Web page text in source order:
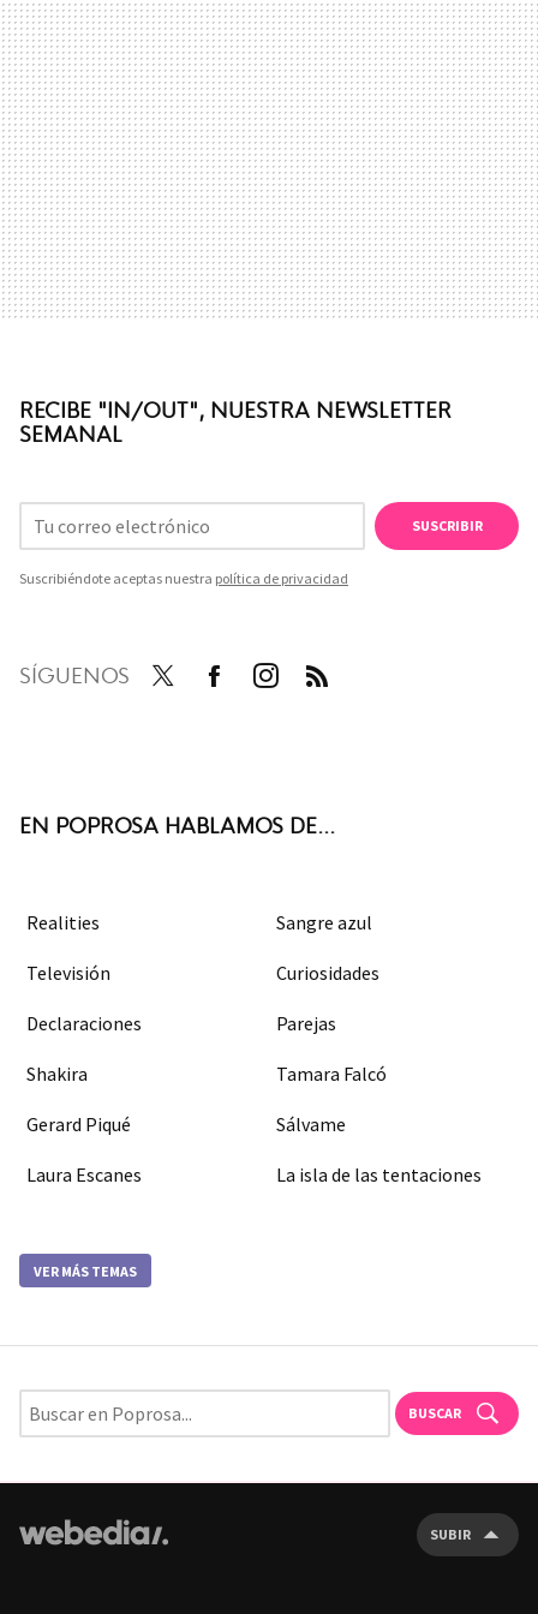
RECIBE "IN/OUT", NUESTRA NEWSLETTER
SEMANAL
SUSCRIBIR
Suscribiéndote aceptas nuestra política de privacidad
SÍGUENOS
EN POPROSA HABLAMOS DE...
Realities Sangre azul
Televisión Curiosidades
Declaraciones Parejas
Shakira Tamara Falcó
Gerard Piqué Sálvame
Laura Escanes La isla de las tentaciones
VER MÁS TEMAS
BUSCAR
SUBIR